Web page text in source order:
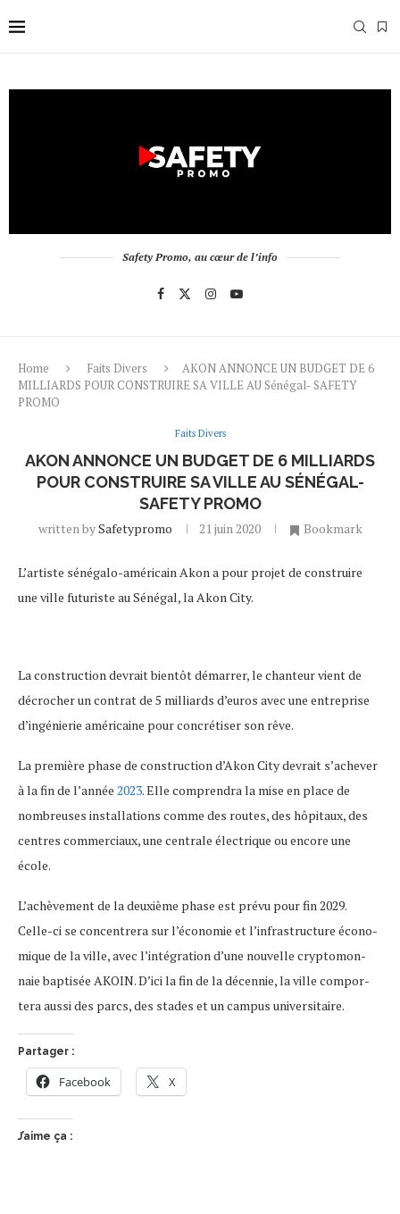
Safety Promo, au cœur de l’info
Home Faits Divers
AKON ANNONCE UN BUDGET DE 6
MILLIARDS POUR CONSTRUIRE SA VILLE AU Sénégal- SAFETY
PROMO
Faits Divers
AKON ANNONCE UN BUDGET DE 6 MILLIARDS
POUR CONSTRUIRE SA VILLE AU SÉNÉGAL-
SAFETY PROMO
written bySafetypromo 21 juin 2020 Bookmark
L’ar­tiste séné­galo-améri­cain Akon a pour projet de construire
une ville futu­riste au Séné­gal, la Akon City.
La construc­tion devrait bientôt démar­rer, le chan­teur vient de
décro­cher un contrat de 5 milliards d’eu­ros avec une entre­prise
d’in­gé­nie­rie améri­caine pour concré­ti­ser son rêve.
La première phase de construc­tion d’Akon City devrait s’ache­ver
à la fin de l’an­née 2023. Elle compren­dra la mise en place de
nombreuses instal­la­tions comme des routes, des hôpi­taux, des
centres commer­ciaux, une centrale élec­trique ou encore une
école.
L’achè­ve­ment de la deuxième phase est prévu pour fin 2029.
Celle-ci se concen­trera sur l’éco­no­mie et l’in­fra­struc­ture écono­
mique de la ville, avec l’in­té­gra­tion d’une nouvelle cryp­to­mon­
naie bapti­sée AKOIN. D’ici la fin de la décen­nie, la ville compor­
tera aussi des parcs, des stades et un campus univer­si­taire.
Partager :
Facebook X
J’aime ça :